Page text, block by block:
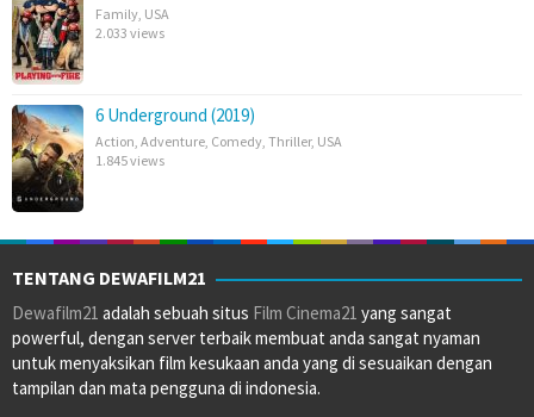
Family USA
2.033 views
6 Underground (2019)
Action Adventure Comedy Thriller, USA
1.845 views
TENTANG DEWAFILM21
Dewafilm21 adalah sebuah situs Film Cinema21 yang sangat
powerful, dengan server terbaik membuat anda sangat nyaman
untuk menyaksikan film kesukaan anda yang di sesuaikan dengan
tampilan dan mata pengguna di indonesia.